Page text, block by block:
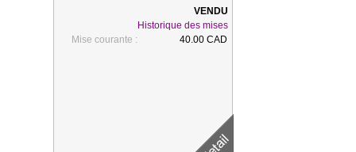
Historique des mises
Mise courante :
40.00 CAD